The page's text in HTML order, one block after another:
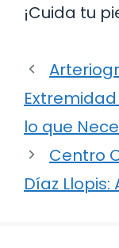
¡Cuida tu
lo que
Centro
Díaz